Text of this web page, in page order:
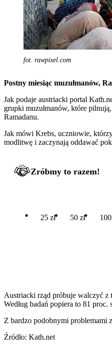
fot. rawpixel.com
Postny miesiąc muzułmanów,
Jak podaje austriacki portal
grupki muzułmanów, które
Ramadanu.
Jak mówi Krebs, uczniowie,
modlitwę i zaczynają oddawać
Zróbmy to razem!
25 zł 50 zł 100
Austriacki rząd próbuje walczyć z
Według badań popiera to 81 proc.
Z bardzo podobnymi problemami
Źródło: Kath.net